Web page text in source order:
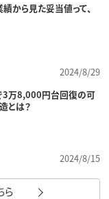
から見た妥当値って、
2024/8/29
3万8,000円台回復の可
とは？
2024/8/15
ら